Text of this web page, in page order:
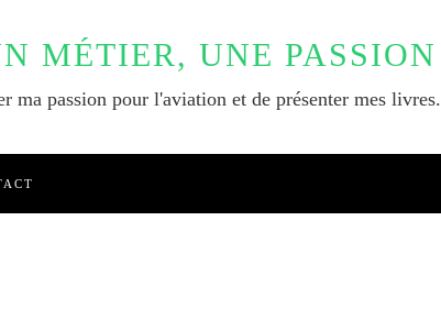
MÉTIER, UNE PASSION
ma passion pour l'aviation et de présenter mes livres.